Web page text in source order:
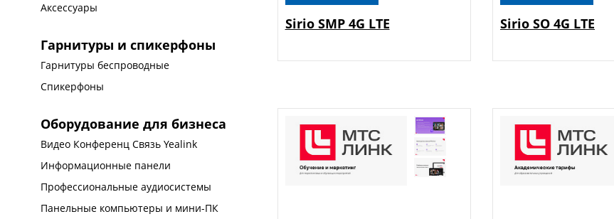
Аксессуары
Гарнитуры и спикерфоны
Гарнитуры беспроводные
Спикерфоны
Оборудование для бизнеса
Видео Конференц Связь Yealink
Информационные панели
Профессиональные аудиосистемы
Панельные компьютеры и мини-ПК
Sirio SMP 4G LTE Sirio SO 4G LTE